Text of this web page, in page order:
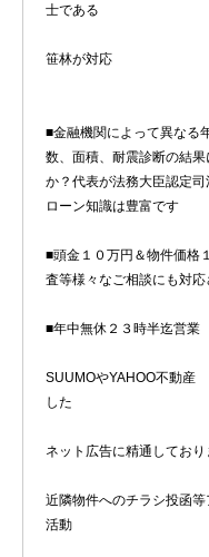
士である
笹林が対応
■金融機関によって異なる
数、面積、耐震診断の結
か？代表が法務大臣認定
ローン知識は豊富です
■頭金１０万円＆物件価格
査等様々なご相談にも対応
■年中無休２３時半迄営業
SUUMOやYAHOO不動産
した
ネット広告に精通しており
近隣物件へのチラシ投函
活動